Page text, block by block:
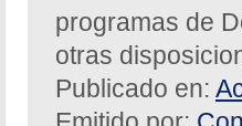
programas de
otras
Publicado en: